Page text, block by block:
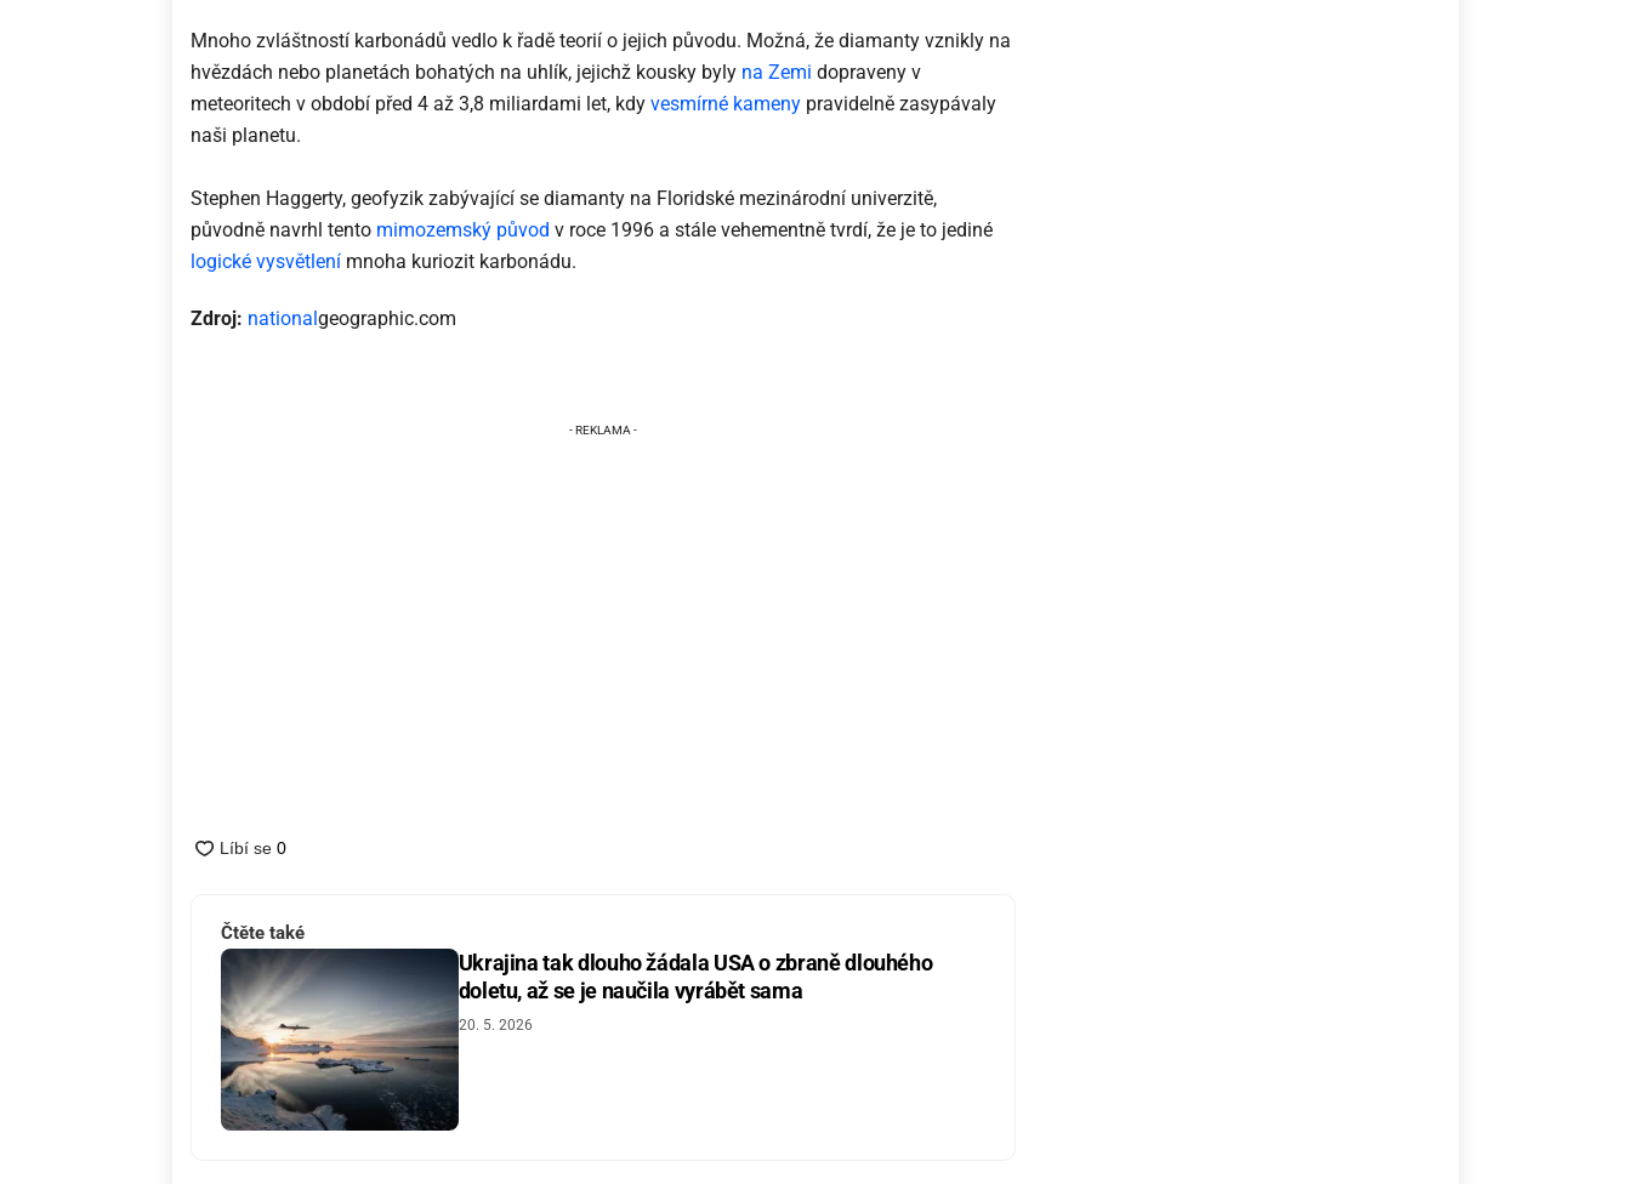
Mnoho zvláštností karbonádů vedlo k řadě teorií o jejich původu. Možná, že diamanty vznikly na
hvězdách nebo planetách bohatých na uhlík, jejichž kousky byly na Zemi dopraveny v
meteoritech v období před 4 až 3,8 miliardami let, kdy vesmírné kameny pravidelně zasypávaly
naši planetu.
Stephen Haggerty, geofyzik zabývající se diamanty na Floridské mezinárodní univerzitě,
původně navrhl tento mimozemský původ v roce 1996 a stále vehementně tvrdí, že je to jediné
logické vysvětlení mnoha kuriozit karbonádu.
Zdroj: nationalgeographic.com
Čtěte také
Ukrajina tak dlouho žádala USA o zbraně dlouhého
doletu, až se je naučila vyrábět sama
20. 5. 2026